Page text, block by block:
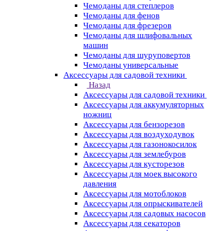
Чемоданы для степлеров
Чемоданы для фенов
Чемоданы для фрезеров
Чемоданы для шлифовальных
машин
Чемоданы для шуруповертов
Чемоданы универсальные
Аксессуары для садовой техники
Назад
Аксессуары для садовой техники
Аксессуары для аккумуляторных
ножниц
Аксессуары для бензорезов
Аксессуары для воздуходувок
Аксессуары для газонокосилок
Аксессуары для землебуров
Аксессуары для кусторезов
Аксессуары для моек высокого
давления
Аксессуары для мотоблоков
Аксессуары для опрыскивателей
Аксессуары для садовых насосов
Аксессуары для секаторов